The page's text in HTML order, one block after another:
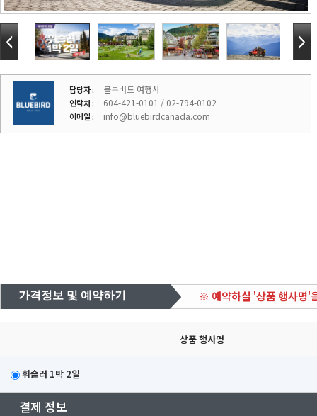
담당자 : 블루버드 여행사
연락처 : 604-421-0101 / 02-794-0102
이메일 : info@bluebirdcanada.com
가격정보 및 예약하기 ※ 예약하실 '상품 행사명'
상품 행사명
휘슬러 1박 2일
결제 정보